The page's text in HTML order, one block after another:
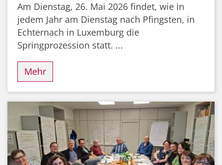
Am Dienstag, 26. Mai 2026 findet, wie in
jedem Jahr am Dienstag nach Pfingsten, in
Echternach in Luxemburg die
Springprozession statt. ...
Mehr